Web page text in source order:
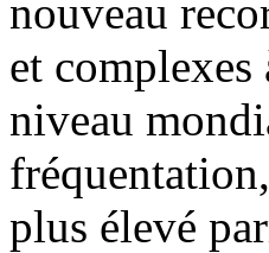
nouveau
et complexes
niveau
plus élevé